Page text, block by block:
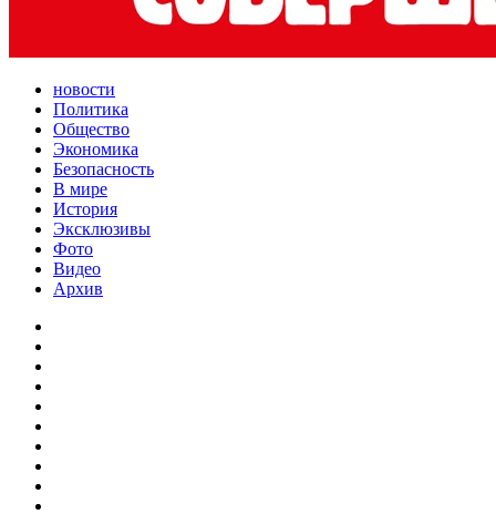
новости
Политика
Общество
Экономика
Безопасность
В мире
История
Эксклюзивы
Фото
Видео
Архив